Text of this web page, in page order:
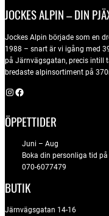
JOCKES ALPIN – DIN
Jockes Alpin började som en
1988 – snart är vi igång med
på Järnvägsgatan, precis intill
bredaste alpinsortiment på
Instagram Facebook
ÖPPETTIDER
Juni – Aug
Boka din personliga tid på
070-6077479
BUTIK
Järnvägsgatan 14-16